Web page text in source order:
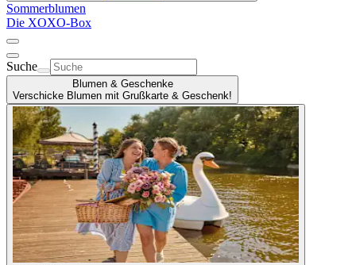
Sommerblumen
Die XOXO-Box
Suche
Blumen & Geschenke
Verschicke Blumen mit Grußkarte & Geschenk!